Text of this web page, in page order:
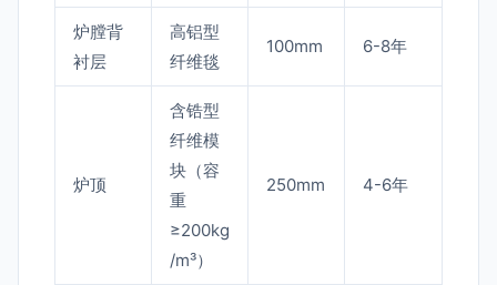
炉膛背
衬层
高铝型
纤维毯
100mm 6-8年
炉顶
含锆型
纤维模
块（容
重
≥200kg
/m³）
250mm 4-6年